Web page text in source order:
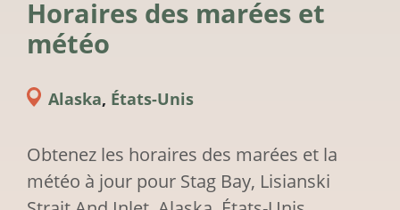
Horaires des marées et
météo
Alaska, États-Unis
Obtenez les horaires des marées et la
météo à jour pour Stag Bay, Lisianski